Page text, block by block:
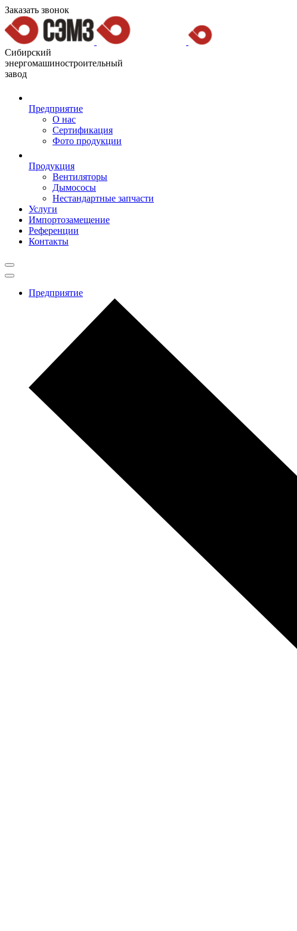
Заказать звонок
Сибирский
энергомашиностроительный
завод
Предприятие
О нас
Сертификация
Фото продукции
Продукция
Вентиляторы
Дымососы
Нестандартные запчасти
Услуги
Импортозамещение
Референции
Контакты
Предприятие